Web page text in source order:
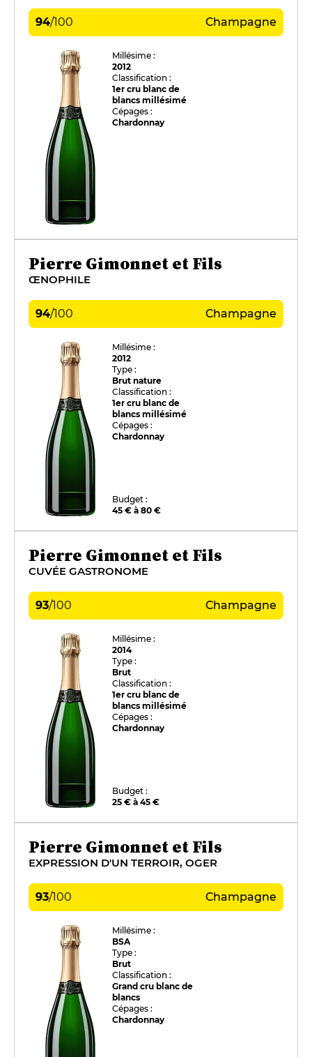
94/100 Champagne
Millésime :
2012
Classification :
1er cru blanc de
blancs millésimé
Cépages :
Chardonnay
Pierre Gimonnet et Fils
ŒNOPHILE
94/100 Champagne
Millésime :
2012
Type :
Brut nature
Classification :
1er cru blanc de
blancs millésimé
Cépages :
Chardonnay
Budget :
45 € à 80 €
Pierre Gimonnet et Fils
CUVÉE GASTRONOME
93/100 Champagne
Millésime :
2014
Type :
Brut
Classification :
1er cru blanc de
blancs millésimé
Cépages :
Chardonnay
Budget :
25 € à 45 €
Pierre Gimonnet et Fils
EXPRESSION D'UN TERROIR, OGER
93/100 Champagne
Millésime :
BSA
Type :
Brut
Classification :
Grand cru blanc de
blancs
Cépages :
Chardonnay